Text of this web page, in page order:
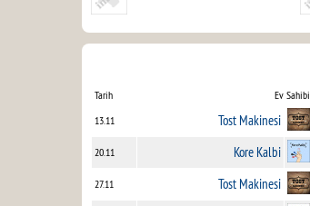
Tarih Ev Sahibi
13.11
Tost Makinesi
20.11 Kore Kalbi
27.11 Tost Makinesi